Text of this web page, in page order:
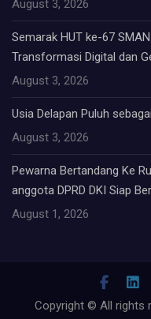
August 3, 2026
Semarak HUT ke-67
Transformasi Digital dan
August 3, 2026
Usia Delapan Puluh
August 3, 2026
Pewarna Bertandang Ke
anggota DPRD DKI Siap
August 1, 2026
Copyright © All rights